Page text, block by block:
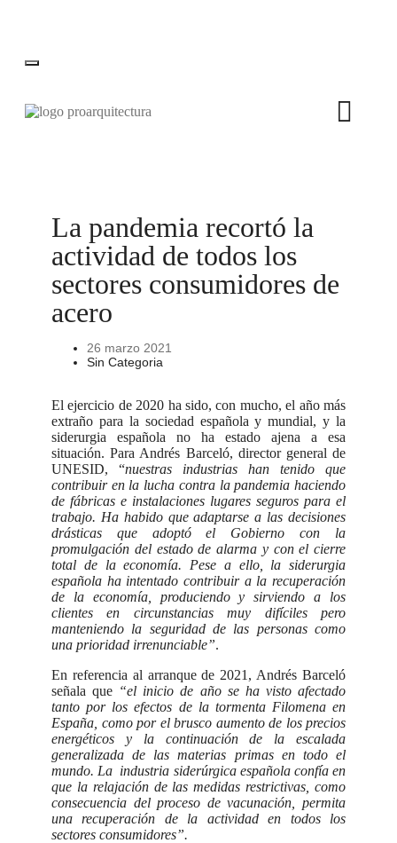
La pandemia recortó la
actividad de todos los
sectores consumidores de
acero
26 marzo 2021
Sin Categoria
El ejercicio de 2020 ha sido, con mucho, el año más
extraño para la sociedad española y mundial, y la
siderurgia española no ha estado ajena a esa
situación. Para Andrés Barceló, director general de
UNESID, “nuestras industrias han tenido que
contribuir en la lucha contra la pandemia haciendo
de fábricas e instalaciones lugares seguros para el
trabajo. Ha habido que adaptarse a las decisiones
drásticas que adoptó el Gobierno con la
promulgación del estado de alarma y con el cierre
total de la economía. Pese a ello, la siderurgia
española ha intentado contribuir a la recuperación
de la economía, produciendo y sirviendo a los
clientes en circunstancias muy difíciles pero
manteniendo la seguridad de las personas como
una prioridad irrenunciable”.
En referencia al arranque de 2021, Andrés Barceló
señala que “el inicio de año se ha visto afectado
tanto por los efectos de la tormenta Filomena en
España, como por el brusco aumento de los precios
energéticos y la continuación de la escalada
generalizada de las materias primas en todo el
mundo. La industria siderúrgica española confía en
que la relajación de las medidas restrictivas, como
consecuencia del proceso de vacunación, permita
una recuperación de la actividad en todos los
sectores consumidores”.